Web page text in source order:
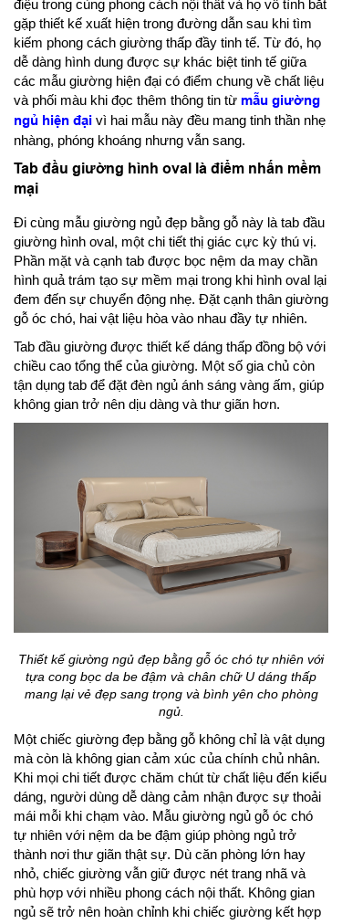
điệu trong cùng phong cách nội thất và họ vô tình bắt
gặp thiết kế xuất hiện trong đường dẫn sau khi tìm
kiếm phong cách giường thấp đầy tinh tế. Từ đó, họ
dễ dàng hình dung được sự khác biệt tinh tế giữa
các mẫu giường hiện đại có điểm chung về chất liệu
và phối màu khi đọc thêm thông tin từ mẫu giường
ngủ hiện đại vì hai mẫu này đều mang tinh thần nhẹ
nhàng, phóng khoáng nhưng vẫn sang.
Tab đầu giường hình oval là điểm nhấn mềm
mại
Đi cùng mẫu giường ngủ đẹp bằng gỗ này là tab đầu
giường hình oval, một chi tiết thị giác cực kỳ thú vị.
Phần mặt và cạnh tab được bọc nệm da may chần
hình quả trám tạo sự mềm mại trong khi hình oval lại
đem đến sự chuyển động nhẹ. Đặt cạnh thân giường
gỗ óc chó, hai vật liệu hòa vào nhau đầy tự nhiên.
Tab đầu giường được thiết kế dáng thấp đồng bộ với
chiều cao tổng thể của giường. Một số gia chủ còn
tận dụng tab để đặt đèn ngủ ánh sáng vàng ấm, giúp
không gian trở nên dịu dàng và thư giãn hơn.
Thiết kế giường ngủ đẹp bằng gỗ óc chó tự nhiên với
tựa cong bọc da be đậm và chân chữ U dáng thấp
mang lại vẻ đẹp sang trọng và bình yên cho phòng
ngủ.
Một chiếc giường đẹp bằng gỗ không chỉ là vật dụng
mà còn là không gian cảm xúc của chính chủ nhân.
Khi mọi chi tiết được chăm chút từ chất liệu đến kiểu
dáng, người dùng dễ dàng cảm nhận được sự thoải
mái mỗi khi chạm vào. Mẫu giường ngủ gỗ óc chó
tự nhiên với nệm da be đậm giúp phòng ngủ trở
thành nơi thư giãn thật sự. Dù căn phòng lớn hay
nhỏ, chiếc giường vẫn giữ được nét trang nhã và
phù hợp với nhiều phong cách nội thất. Không gian
ngủ sẽ trở nên hoàn chỉnh khi chiếc giường kết hợp